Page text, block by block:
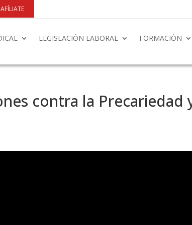
AFÍLIATE
LEGISLACIÓN LABORAL FORMACIÓN
contra la Precariedad